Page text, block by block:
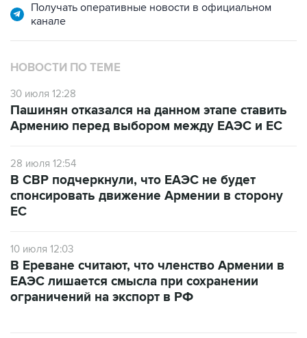
Получать оперативные новости в официальном
канале
НОВОСТИ ПО ТЕМЕ
30 июля 12:28
Пашинян отказался на данном этапе ставить
Армению перед выбором между ЕАЭС и ЕС
28 июля 12:54
В СВР подчеркнули, что ЕАЭС не будет
спонсировать движение Армении в сторону
ЕС
10 июля 12:03
В Ереване считают, что членство Армении в
ЕАЭС лишается смысла при сохранении
ограничений на экспорт в РФ